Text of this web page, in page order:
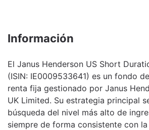
Información
El Janus Henderson US Short
(ISIN: IE0009533641) es un fondo
renta fija gestionado por Janus
UK Limited. Su estrategia principal
búsqueda del nivel más alto de
siempre de forma consistente con